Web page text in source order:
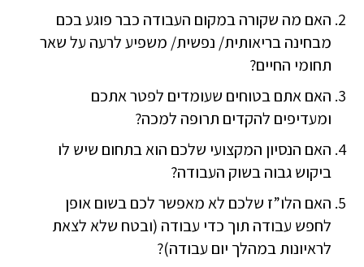
האם מה שקורה במקום העבודה כבר פוגע בכם
מבחינה בריאותית/ נפשית/ משפיע לרעה על שאר
תחומי החיים?
האם אתם בטוחים שעומדים לפטר אתכם
ומעדיפים להקדים תרופה למכה?
האם הנסיון המקצועי שלכם הוא בתחום שיש לו
ביקוש גבוה בשוק העבודה?
האם הלו”ז שלכם לא מאפשר לכם בשום אופן
לחפש עבודה תוך כדי עבודה (ובטח שלא לצאת
לראיונות במהלך יום עבודה)?